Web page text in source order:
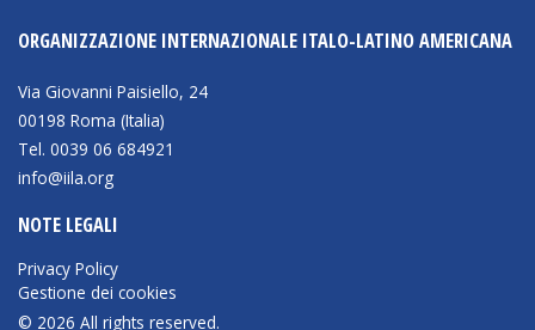
ORGANIZZAZIONE INTERNAZIONALE ITALO-LATINO AMERICANA
Via Giovanni Paisiello, 24
00198 Roma (Italia)
Tel. 0039 06 684921
info@iila.org
NOTE LEGALI
Privacy Policy
Gestione dei cookies
© 2026 All rights reserved.